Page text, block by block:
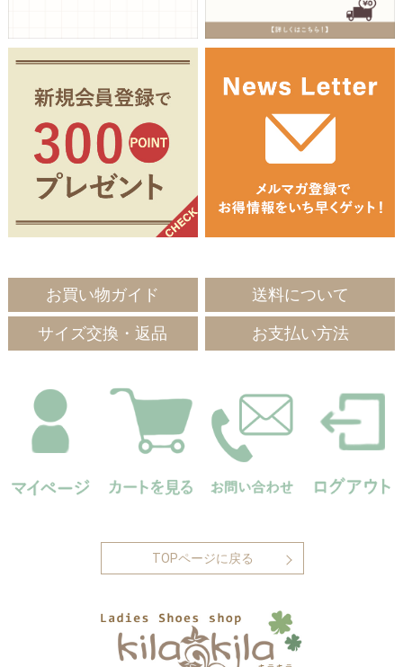
お買い物ガイド 送料について
サイズ交換・返品 お支払い方法
TOPページに戻る